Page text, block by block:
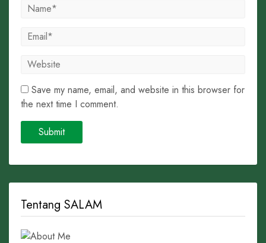
Save my name, email, and website in this browser for
the next time I comment.
Tentang SALAM